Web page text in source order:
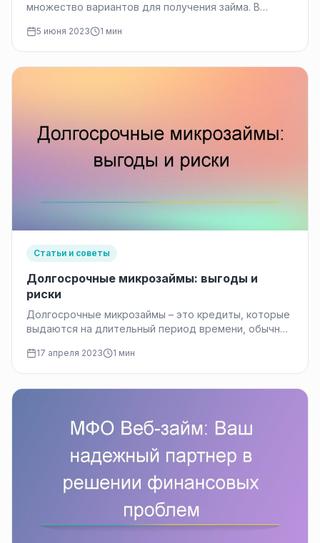
множество вариантов для получения займа. В
ситуации и повышенной…
5 июня 2023 1 мин
Статьи и советы
Долгосрочные микрозаймы: выгоды и
риски
Долгосрочные микрозаймы – это кредиты, которые
выдаются на длительный период времени, обычно
17 апреля 2023 1 мин